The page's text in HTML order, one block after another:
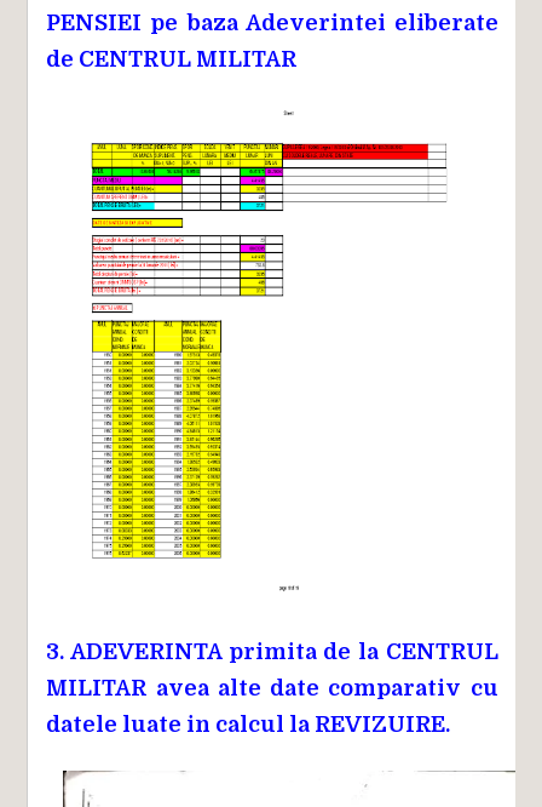
PENSIEI pe baza Adeverintei eliberate
de CENTRUL MILITAR
3. ADEVERINTA primita de la CENTRUL
MILITAR avea alte date comparativ cu
datele luate in calcul la REVIZUIRE.